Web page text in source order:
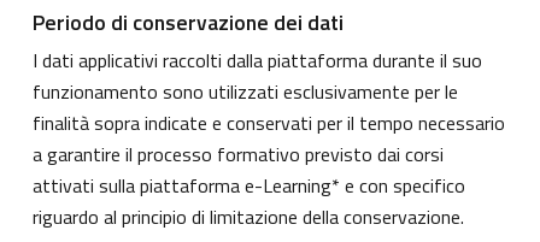
Periodo di conservazione dei dati
I dati applicativi raccolti dalla piattaforma durante il suo
funzionamento sono utilizzati esclusivamente per le
finalità sopra indicate e conservati per il tempo necessario
a garantire il processo formativo previsto dai corsi
attivati sulla piattaforma e-Learning* e con specifico
riguardo al principio di limitazione della conservazione.